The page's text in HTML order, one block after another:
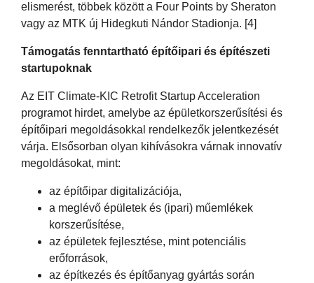
elismerést, többek között a Four Points by Sheraton
vagy az MTK új Hidegkuti Nándor Stadionja. [4]
Támogatás fenntartható építőipari és építészeti
startupoknak
Az EIT Climate-KIC Retrofit Startup Acceleration
programot hirdet, amelybe az épületkorszerűsítési és
építőipari megoldásokkal rendelkezők jelentkezését
várja. Elsősorban olyan kihívásokra várnak innovatív
megoldásokat, mint:
az építőipar digitalizációja,
a meglévő épületek és (ipari) műemlékek
korszerűsítése,
az épületek fejlesztése, mint potenciális
erőforrások,
az építkezés és építőanyag gyártás során